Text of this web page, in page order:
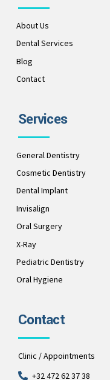
About Us
Dental Services
Blog
Contact
Services
General Dentistry
Cosmetic Dentistry
Dental Implant
Invisalign
Oral Surgery
X-Ray
Pediatric Dentistry
Oral Hygiene
Contact
Clinic / Appointments
+32 472 62 37 38